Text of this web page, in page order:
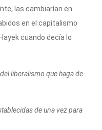
las cambiarían en
en el capitalismo
cuando decía lo
liberalismo que haga de
de una vez para